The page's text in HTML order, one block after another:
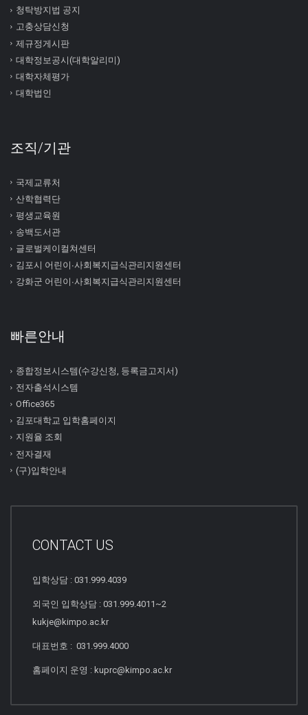
청탁방지법 공지
고충상담신청
제규정게시판
대학정보공시(대학알리미)
대학자체평가
대학법인
조직/기관
국제교류처
산학협력단
평생교육원
송백도서관
글로벌케이컬쳐센터
김포시 어린이∙사회복지급식관리지원센터
강화군 어린이∙사회복지급식관리지원센터
빠른안내
종합정보시스템(수강신청, 등록금고지서)
전자출석시스템
Office365
김포대학교 입학홈페이지
지원율 조회
전자결재
(구)입학안내
CONTACT US
입학상담 : 031.999.4039
외국인 입학상담 : 031.999.4011~2
kukje@kimpo.ac.kr
대표번호 : 031.999.4000
홈페이지 운영 : kuprc@kimpo.ac.kr